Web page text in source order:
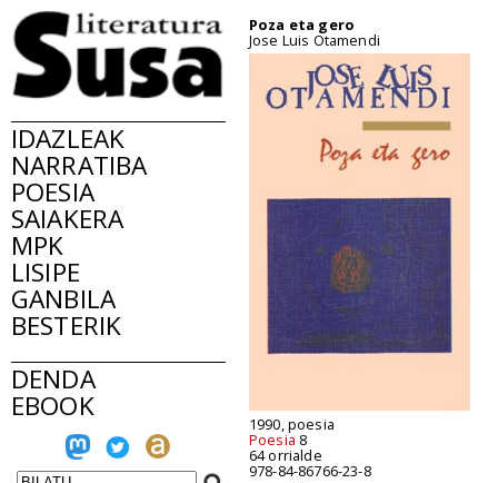
IDAZLEAK
NARRATIBA
POESIA
SAIAKERA
MPK
LISIPE
GANBILA
BESTERIK
DENDA
EBOOK
Poza eta gero
Jose Luis Otamendi
1990, poesia
Poesia 8
64 orrialde
978-84-86766-23-8